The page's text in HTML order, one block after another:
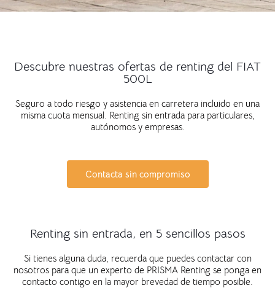
Descubre nuestras ofertas de renting del FIAT
500L
Seguro a todo riesgo y asistencia en carretera incluido en una
misma cuota mensual. Renting sin entrada para particulares,
autónomos y empresas.
Contacta sin compromiso
Renting sin entrada, en 5 sencillos pasos
Si tienes alguna duda, recuerda que puedes contactar con
nosotros para que un experto de PRISMA Renting se ponga en
contacto contigo en la mayor brevedad de tiempo posible.